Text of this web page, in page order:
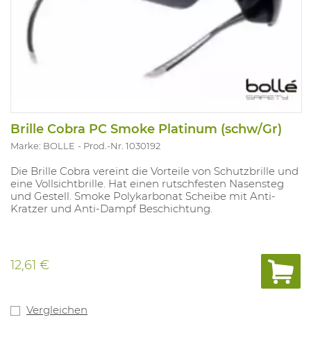
Brille Cobra PC Smoke Platinum (schw/Gr)
Marke: BOLLE Prod.-Nr. 1030192
Die Brille Cobra vereint die Vorteile von Schutzbrille und
eine Vollsichtbrille. Hat einen rutschfesten Nasensteg
und Gestell. Smoke Polykarbonat Scheibe mit Anti-
Kratzer und Anti-Dampf Beschichtung.
12,61 €
Vergleichen